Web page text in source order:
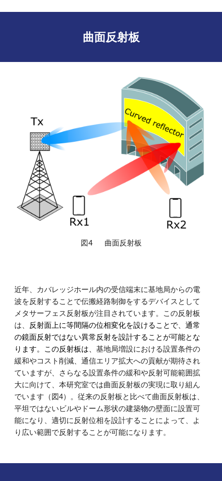
曲面反射板
図4 曲面反射板
近年、カバレッジホール内の受信端末に基地局からの電
波を反射することで伝搬経路制御をするデバイスとして
メタサーフェス反射板が注目されてい ます。この反射板
は、 反射面上に等間隔の位相変化を設けることで、通常
の鏡面反射ではない異常反射を設計することが可能とな
ります。この反射板は、基地局増設における設置条件の
緩和やコスト削減、通信エリア拡大への貢献が期待され
てい ますが 、さらなる設置条件の緩和や反射可能範囲拡
大に向けて、本研究室では曲面反射板の実現に取り組ん
でいます（図4）。従来の反射板と比べて曲面反射板は、
平坦ではないビルやドーム形状の建築物の壁面に設置可
能になり、適切に反射位相を設計することによって、よ
り広い範囲で反射することが可能にな ります。